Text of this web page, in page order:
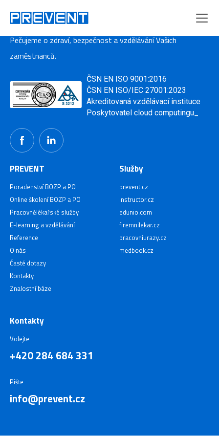
Menu
Pečujeme o zdraví, bezpečnost a vzdělávání Vašich
zaměstnanců.
ČSN EN ISO 9001:2016
ČSN EN ISO/IEC 27001:2023
Akreditovaná vzdělávací instituce
Poskytovatel cloud computingu_
PREVENT
Poradenství BOZP a PO
Online školení BOZP a PO
Pracovnělékařské služby
E-learning a vzdělávání
Reference
O nás
Časté dotazy
Kontakty
Znalostní báze
Služby
prevent.cz
instructor.cz
edunio.com
firemnilekar.cz
pracovniurazy.cz
medbook.cz
Kontakty
Volejte
+420 284 684 331
Pište
info@prevent.cz